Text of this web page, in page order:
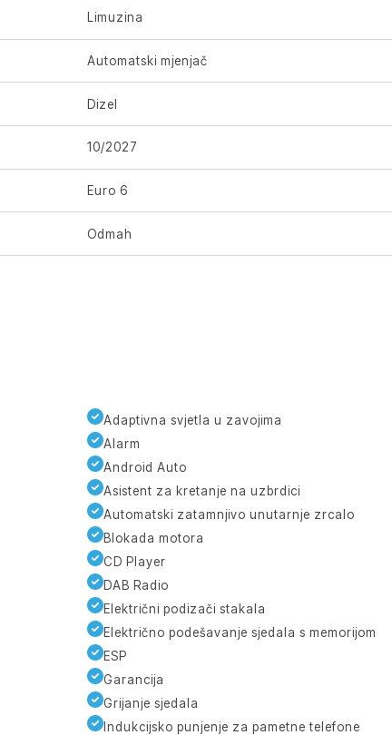
Limuzina
Automatski mjenjač
Dizel
10/2027
Euro 6
Odmah
Adaptivna svjetla u zavojima
Alarm
Android Auto
Asistent za kretanje na uzbrdici
Automatski zatamnjivo unutarnje zrcalo
Blokada motora
CD Player
DAB Radio
Električni podizači stakala
Električno podešavanje sjedala s memorijom
ESP
Garancija
Grijanje sjedala
Indukcijsko punjenje za pametne telefone